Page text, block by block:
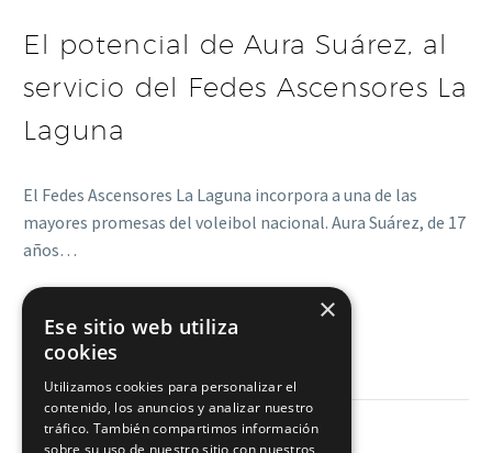
El potencial de Aura Suárez, al
servicio del Fedes Ascensores La
Laguna
El Fedes Ascensores La Laguna incorpora a una de las
mayores promesas del voleibol nacional. Aura Suárez, de 17
años…
LEER MÁS ×
Ese sitio web utiliza
cookies
Utilizamos cookies para personalizar el
contenido, los anuncios y analizar nuestro
tráfico. También compartimos información
sobre su uso de nuestro sitio con nuestros